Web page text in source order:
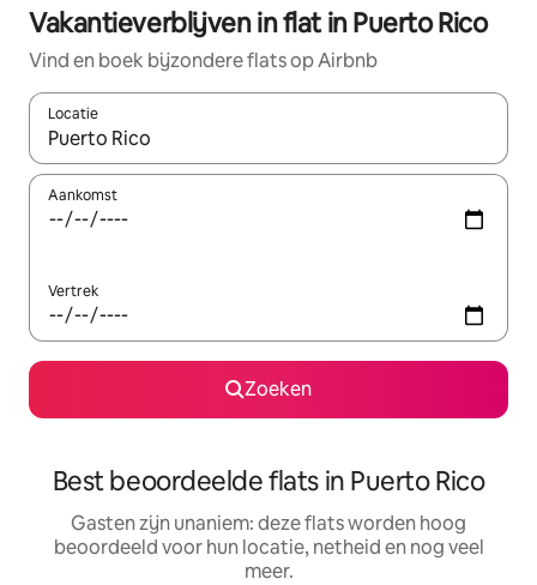
Vakantieverblijven in flat in Puerto Rico
Vind en boek bijzondere flats op Airbnb
Locatie
Wanneer er resultaten beschikbaar zijn, maak je een keuze
Aankomst
Vertrek
Zoeken
Best beoordeelde flats in Puerto Rico
Gasten zijn unaniem: deze flats worden hoog
beoordeeld voor hun locatie, netheid en nog veel
meer.